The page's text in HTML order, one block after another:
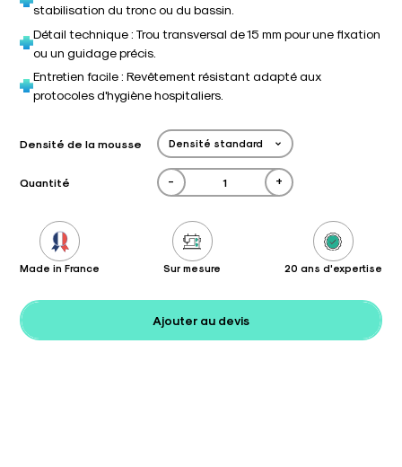
stabilisation du tronc ou du bassin.
Détail technique : Trou transversal de 15 mm pour une fixation
ou un guidage précis.
Entretien facile : Revêtement résistant adapté aux
protocoles d'hygiène hospitaliers.
Densité de la mousse
Quantité - +
Made in France Sur mesure 20 ans d'expertise
Ajouter au devis